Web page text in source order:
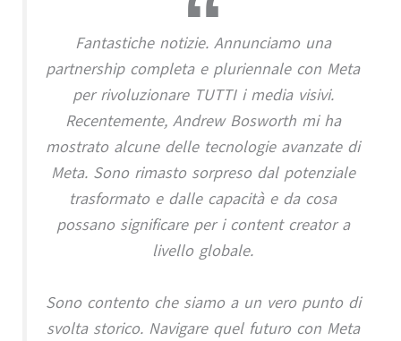
Fantastiche notizie. Annunciamo una
partnership completa e pluriennale con Meta
per rivoluzionare TUTTI i media visivi.
Recentemente, Andrew Bosworth mi ha
mostrato alcune delle tecnologie avanzate di
Meta. Sono rimasto sorpreso dal potenziale
trasformato e dalle capacità e da cosa
possano significare per i content creator a
livello globale.
Sono contento che siamo a un vero punto di
svolta storico. Navigare quel futuro con Meta